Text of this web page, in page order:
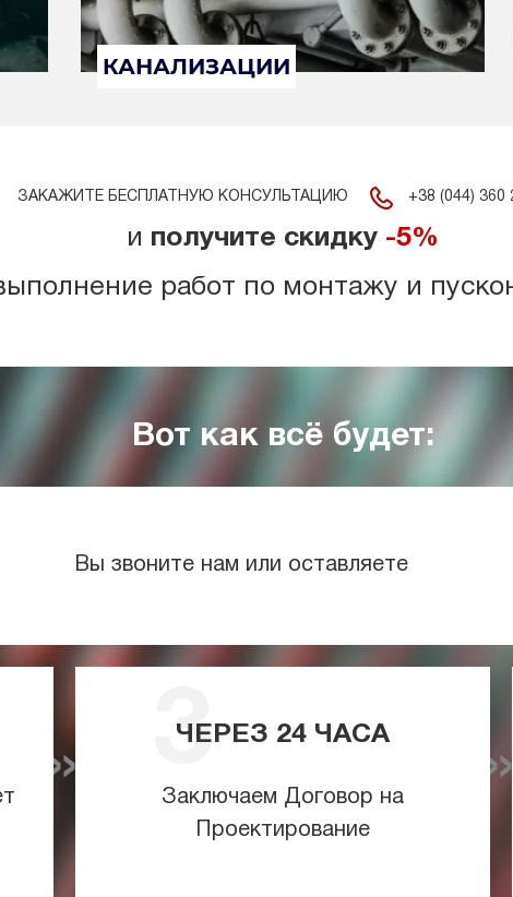
КАНАЛИЗАЦИИ
ЗАКАЖИТЕ БЕСПЛАТНУЮ КОНСУЛЬТАЦИЮ +38 (044) 360
и получите скидку -5%
работ по монтажу и
Вот как всё будет:
Вы звоните нам или оставляете
ЧЕРЕЗ 24ЧАСА
Заключаем Договор на
Проектирование